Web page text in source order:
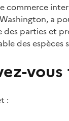
commerce
a
des parties et
des espèces
: